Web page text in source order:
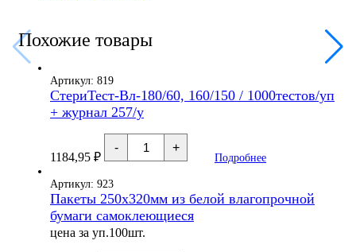
Похожие товары
Артикул: 819
СтериТест-Вл-180/60, 160/150 / 1000тестов/уп
+ журнал 257/у
1184,95 ₽
-
Количество
товара
СтериТест-
/
1000тестов/
уп
журнал
+
Подробнее
Артикул: 923
Пакеты 250х320мм из белой влагопрочной
бумаги самоклеющиеся
цена за уп.100шт.